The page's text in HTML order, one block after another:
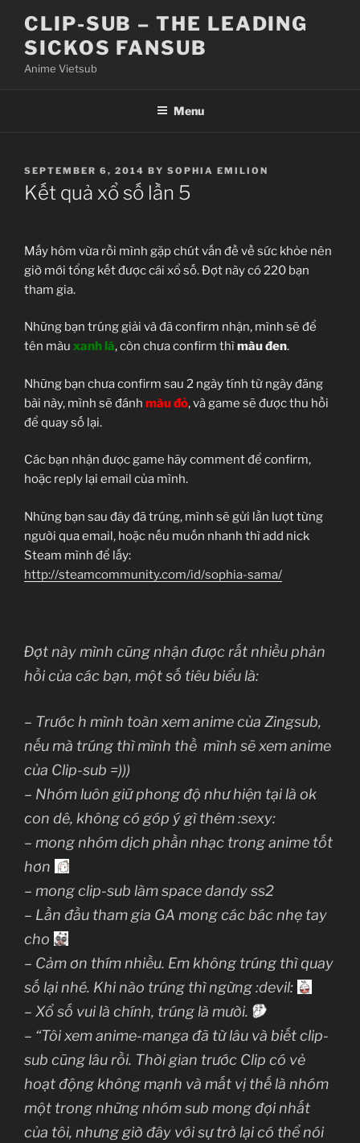
content
CLIP-SUB – THE LEADING
SICKOS FANSUB
Anime Vietsub
Menu
POSTED
ON
SEPTEMBER 6, 2014 BY SOPHIA EMILION
Kết quả xổ số lần 5
Mấy hôm vừa rồi mình gặp chút vấn đề về sức khỏe nên
giờ mới tổng kết được cái xổ số. Đợt này có 220 bạn
tham gia.
Những bạn trúng giải và đã confirm nhận, mình sẽ để
tên màu xanh lá, còn chưa confirm thìmàu đen.
Những bạn chưa confirm sau 2 ngày tính từ ngày đăng
bài này, mình sẽ đánh màu đỏ, và game sẽ được thu hồi
để quay số lại.
Các bạn nhận được game hãy comment để confirm,
hoặc reply lại email của mình.
Những bạn sau đây đã trúng, mình sẽ gửi lần lượt từng
người qua email, hoặc nếu muốn nhanh thì add nick
Steam mình để lấy:
http://steamcommunity.com/id/sophia-sama/
Đợt này mình cũng nhận được rất nhiều phản
hồi của các bạn, một số tiêu biểu là:
– Trước h mình toàn xem anime của Zingsub,
nếu mà trúng thì mình thề mình sẽ xem anime
của Clip-sub =)))
– Nhóm luôn giữ phong độ như hiện tại là ok
con dê, không có góp ý gì thêm :sexy:
– mong nhóm dịch phần nhạc trong anime tốt
hơn
– mong clip-sub làm space dandy ss2
– Lần đầu tham gia GA mong các bác nhẹ tay
cho
– Cảm ơn thím nhiều. Em không trúng thì quay
số lại nhé. Khi nào trúng thì ngừng :devil:
– Xổ số vui là chính, trúng là mười.
– “Tôi xem anime-manga đã từ lâu và biết clip-
sub cũng lâu rồi. Thời gian trước Clip có vẻ
hoạt động không mạnh và mất vị thế là nhóm
một trong những nhóm sub mong đợi nhất
của tôi, nhưng giờ đây với sự trở lại có thể nói